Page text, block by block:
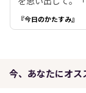
『今日のかたすみ』
今、あなたにオス